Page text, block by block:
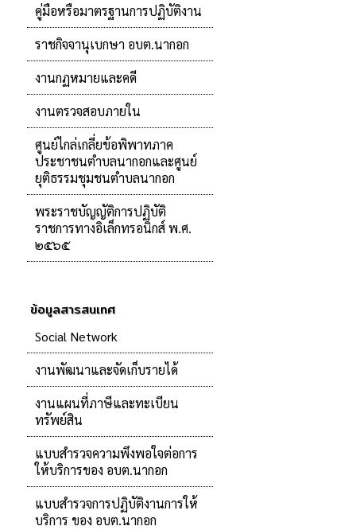
คู่มือหรือมาตรฐานการปฏิบัติงาน
ราชกิจจานุเบกษา อบต.นากอก
งานกฏหมายและคดี
งานตรวจสอบภายใน
ศูนย์ไกล่เกลี่ยข้อพิพาทภาค
ประชาชนตำบลนากอกและศูนย์
ยุติธรรมชุมชนตำบลนากอก
พระราชบัญญัติการปฏิบัติ
ราชการทางอิเล็กทรอนิกส์ พ.ศ.
๒๕๖๕
ข้อมูลสารสนเทศ
Social Network
งานพัฒนาและจัดเก็บรายได้
งานแผนที่ภาษีและทะเบียน
ทรัพย์สิน
แบบสำรวจความพึงพอใจต่อการ
ให้บริการของ อบต.นากอก
แบบสำรวจการปฏิบัติงานการให้
บริการ ของ อบต.นากอก